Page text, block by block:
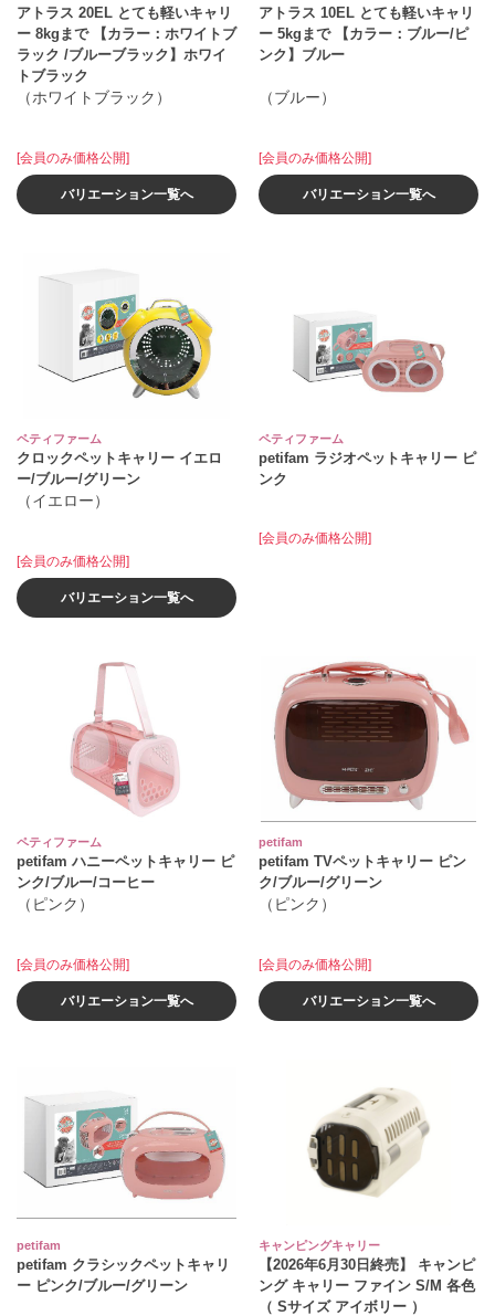
アトラス 20EL とても軽いキャリ
ー 8kgまで 【カラー：ホワイトブ
ラック /ブルーブラック】ホワイ
トブラック
（ホワイトブラック）
[会員のみ価格公開]
バリエーション一覧へ
アトラス 10EL とても軽いキャリ
ー 5kgまで 【カラー：ブルー/ピ
ンク】ブルー
（ブルー）
[会員のみ価格公開]
バリエーション一覧へ
ペティファーム
クロックペットキャリー イエロ
ー/ブルー/グリーン
（イエロー）
[会員のみ価格公開]
バリエーション一覧へ
ペティファーム
petifam ラジオペットキャリー ピ
ンク
[会員のみ価格公開]
ペティファーム
petifam ハニーペットキャリー ピ
ンク/ブルー/コーヒー
（ピンク）
[会員のみ価格公開]
バリエーション一覧へ
petifam
petifam TVペットキャリー ピン
ク/ブルー/グリーン
（ピンク）
[会員のみ価格公開]
バリエーション一覧へ
petifam
petifam クラシックペットキャリ
ー ピンク/ブルー/グリーン
キャンピングキャリー
【2026年6月30日終売】 キャンピ
ング キャリー ファイン S/M 各色
（ Sサイズ アイボリー ）